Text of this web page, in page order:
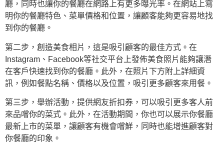
廳，同時也讓你的餐廳在網路上有更多曝光率。在網站上寫
明你的餐廳特色、菜單價格和位置，讓顧客能夠更容易地找
到你的餐廳。
第二步，創造美食相片，這是吸引顧客的最佳方式。在
Instagram、Facebook等社交平台上發佈美食照片能夠讓潛
在客戶快速找到你的餐廳。此外，在照片下方附上詳細資
訊，例如餐點名稱、價格以及位置，吸引更多顧客來用餐。
第三步，舉辦活動，提供網友折扣券，可以吸引更多客人前
來品嚐你的菜式。此外，在活動期間，你也可以展示你餐廳
最新上市的菜單，讓顧客有機會嚐鮮，同時也能增進顧客對
你餐廳的印象。